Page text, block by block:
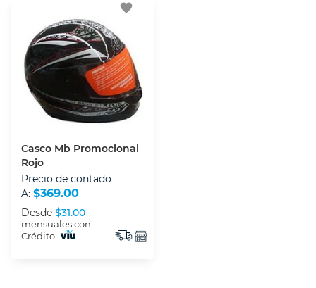
favorite
Casco Mb Promocional
Rojo
Precio de contado
A: $369.00
Desde $31.00
mensuales con
Crédito